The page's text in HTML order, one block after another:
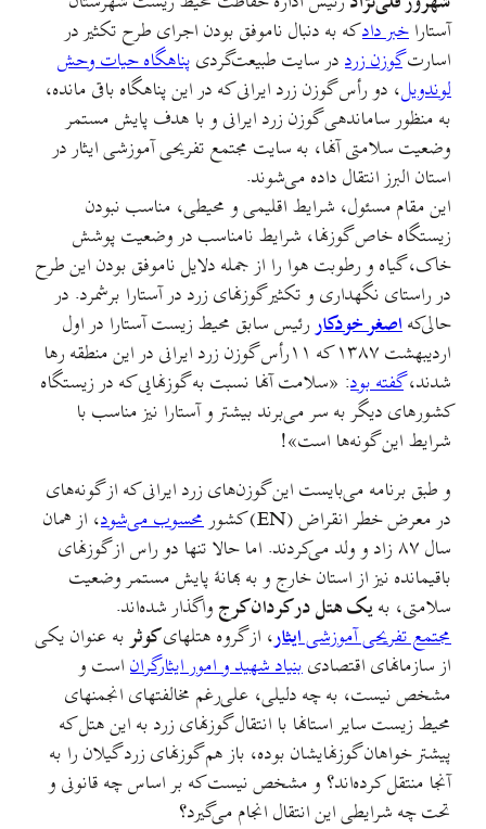
آستارا خبر دادکه به دنبال ناموفق بودن اجرای طرح تکثیر در
اسارتگوزن زرد در سایت طبیعت‌گردی پناهگاه حیات وحش
لوندویل، دو رأس گوزن زرد ایرانی که در این پناهگاه باقی مانده،
به منظور ساماندهی گوزن زرد ایرانی و با هدف پایش مستمر
وضعیت سلامتی آنها، به سایت مجتمع تفریحی آموزشی ایثار در
استان البرز انتقال داده می‌شوند.
این مقام مسئول، شرایط اقلیمی و محیطی، مناسب نبودن
زیستگاه خاص گوزنها، شرایط نامناسب در وضعیت پوشش
خاک، گیاه و رطوبت هوا را از جمله دلایل ناموفق بودن این طرح
در راستای نگهداری و تکثیر گوزنهای زرد در آستارا برشمرد. در
حالی‌کهاصغر خودكار رئیس سابق محیط زیست آستارا در اول
اردیبهشت ۱۳۸۷ که ۱۱رأس گوزن زرد ايرانی در این منطقه رها
شدند،گفته بود: «سلامت آنها نسبت به گوزنهايی كه در زيستگاه
كشورهای ديگر به سر می‌برند بيشتر و آستارا نيز مناسب با
شرايط اين گونه‌ها است»!
و طبق برنامه می‌بایست این گوزن‌های زرد ایرانی که از گونه‌های
در معرض خطر انقراض (EN) کشور
محسوب می‌شود، از همان
سال ۸۷ زاد و ولد می‌کردند. اما حالا تنها دو راس از گوزنهای
باقیمانده نیز از استان خارج و به بهانهٔ پایش مستمر وضعیت
سلامتی، بهیک هتل در کردان کرج واگذار شده‌اند.
مجتمع تفریحی آموزشیایثار، از گروه هتلهایکوثر به عنوان یکی
از سازمانهای اقتصادیبنیاد شهید و امور ایثارگران است و
مشخص نیست، به چه دلیلی، علی‌رغم مخالفتهای انجمنهای
محیط زیست سایر استانها با انتقال گوزنهای زرد به این هتل که
پیشتر خواهان گوزنهایشان بوده، باز هم گوزنهای زرد گیلان را به
آنجا منتقل کرده‌اند؟ و مشخص نیست که بر اساس چه قانونی و
تحت چه شرایطی این انتقال انجام می‌گیرد؟